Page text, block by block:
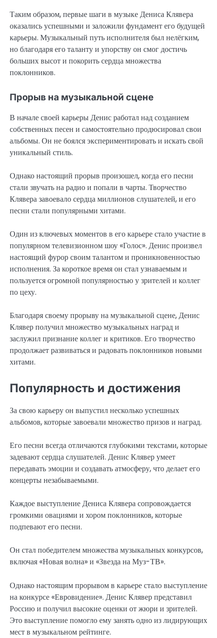
Таким образом, первые шаги в музыке Дениса Клявера
оказались успешными и заложили фундамент его будущей
карьеры. Музыкальный путь исполнителя был нелёгким,
но благодаря его таланту и упорству он смог достичь
больших высот и покорить сердца множества
поклонников.
Прорыв на музыкальной сцене
В начале своей карьеры Денис работал над созданием
собственных песен и самостоятельно продюсировал свои
альбомы. Он не боялся экспериментировать и искать свой
уникальный стиль.
Однако настоящий прорыв произошел, когда его песни
стали звучать на радио и попали в чарты. Творчество
Клявера завоевало сердца миллионов слушателей, и его
песни стали популярными хитами.
Один из ключевых моментов в его карьере стало участие в
популярном телевизионном шоу «Голос». Денис произвел
настоящий фурор своим талантом и проникновенностью
исполнения. За короткое время он стал узнаваемым и
пользуется огромной популярностью у зрителей и коллег
по цеху.
Благодаря своему прорыву на музыкальной сцене, Денис
Клявер получил множество музыкальных наград и
заслужил признание коллег и критиков. Его творчество
продолжает развиваться и радовать поклонников новыми
хитами.
Популярность и достижения
За свою карьеру он выпустил несколько успешных
альбомов, которые завоевали множество призов и наград.
Его песни всегда отличаются глубокими текстами, которые
задевают сердца слушателей. Денис Клявер умеет
передавать эмоции и создавать атмосферу, что делает его
концерты незабываемыми.
Каждое выступление Дениса Клявера сопровождается
громкими овациями и хором поклонников, которые
подпевают его песни.
Он стал победителем множества музыкальных конкурсов,
включая «Новая волна» и «Звезда на Муз-ТВ».
Однако настоящим прорывом в карьере стало выступление
на конкурсе «Евровидение». Денис Клявер представил
Россию и получил высокие оценки от жюри и зрителей.
Это выступление помогло ему занять одно из лидирующих
мест в музыкальном рейтинге.